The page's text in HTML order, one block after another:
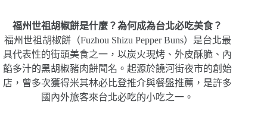
福州世祖胡椒餅是什麼？為何成為台北必吃美食？
福州世祖胡椒餅（Fuzhou Shizu Pepper Buns）是台北最
具代表性的街頭美食之一，以炭火現烤、外皮酥脆、內
餡多汁的黑胡椒豬肉餅聞名。起源於饒河街夜市的創始
店，曾多次獲得米其林必比登推介與餐盤推薦，是許多
國內外旅客來台北必吃的小吃之一。